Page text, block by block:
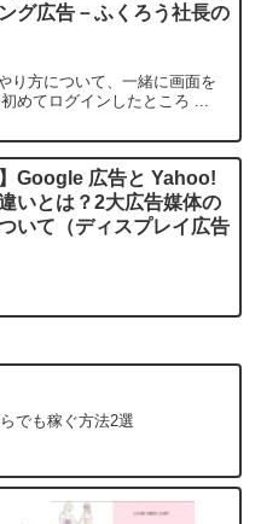
グ広告－ふくろう社長の
り方について、一緒に画面を
めてログインしたところ ...
】Google 広告と Yahoo!
いとは？2大広告媒体の
いて（ディスプレイ広告
でも稼ぐ方法2選